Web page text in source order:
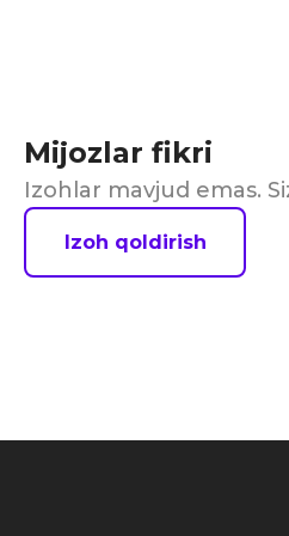
Mijozlar fikri
Izohlar mavjud emas.
Izoh qoldirish